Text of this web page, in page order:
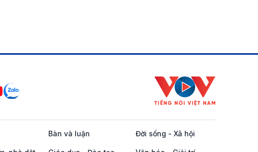
Bàn và luận Đời sống - Xã hội